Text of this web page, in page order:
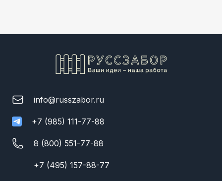
info@russzabor.ru
+7 (985) 111-77-88
8 (800) 551-77-88
+7 (495) 157-88-77